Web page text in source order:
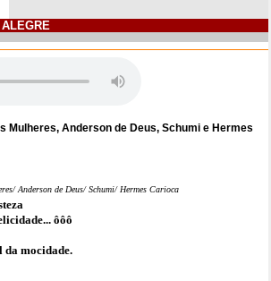
Mulheres, Anderson de Deus, Schumi e Hermes
Anderson de Deus/ Schumi/ Hermes Carioca
ôôô
da mocidade.